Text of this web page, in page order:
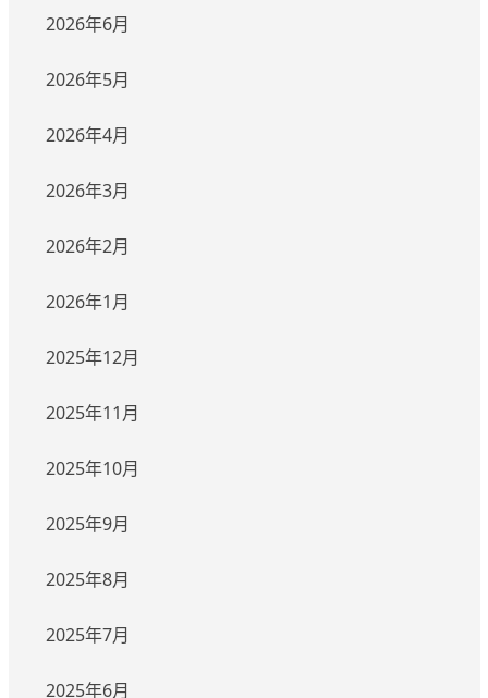
2026年6月
2026年5月
2026年4月
2026年3月
2026年2月
2026年1月
2025年12月
2025年11月
2025年10月
2025年9月
2025年8月
2025年7月
2025年6月